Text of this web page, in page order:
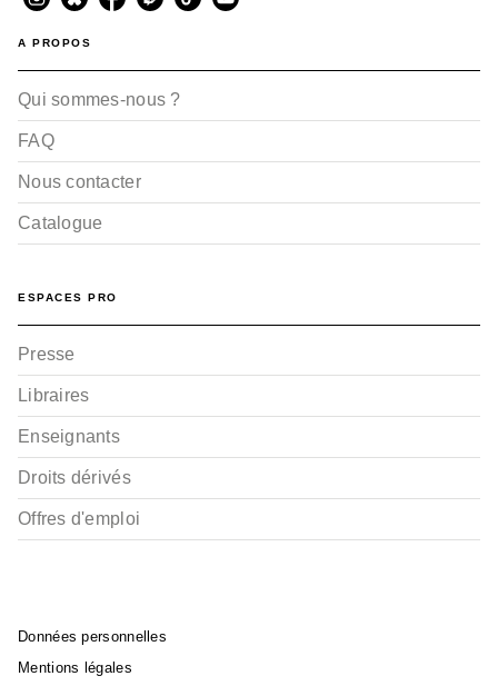
A PROPOS
Qui sommes-nous ?
FAQ
Nous contacter
Catalogue
ESPACES PRO
Presse
Libraires
Enseignants
Droits dérivés
Offres d'emploi
Données personnelles
Mentions légales